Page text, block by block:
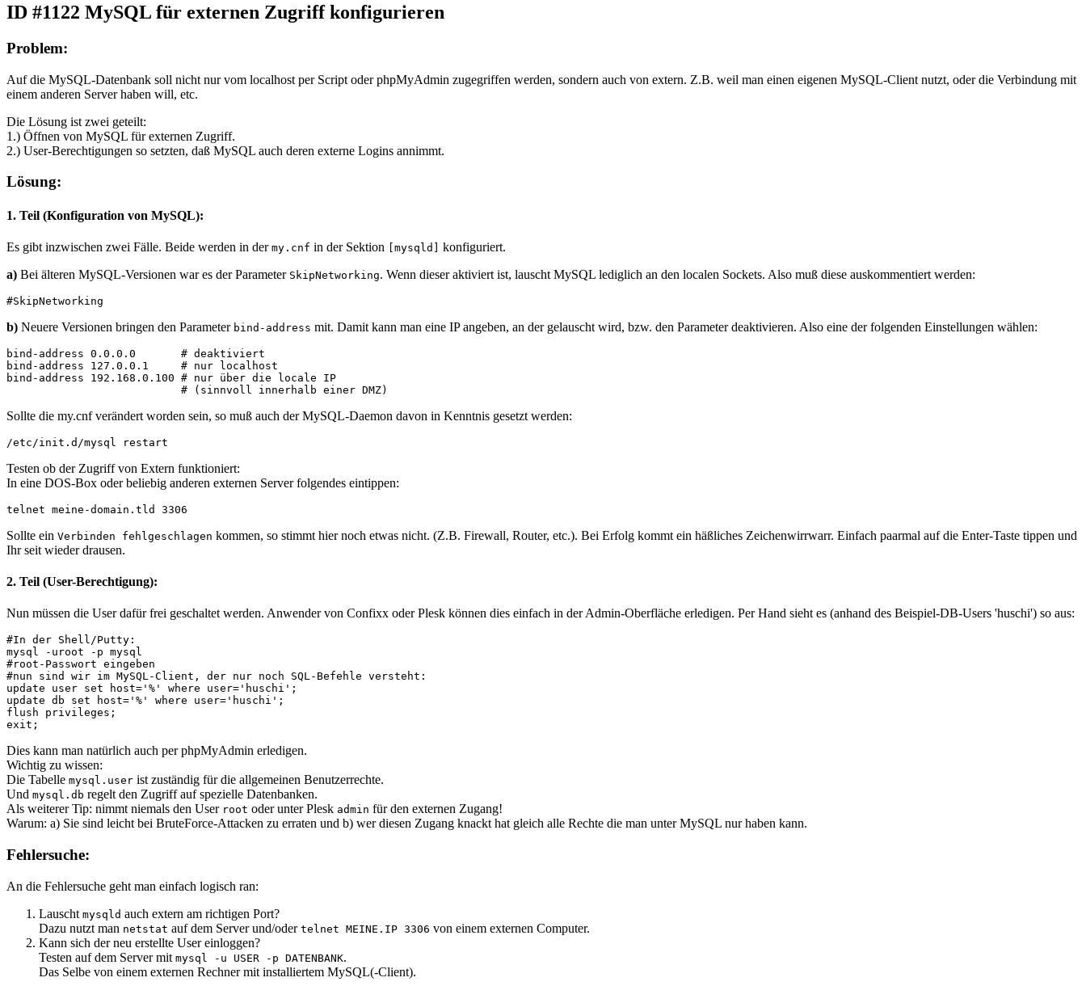
ID #1122 MySQL für externen Zugriff konfigurieren
Problem:
Auf die MySQL-Datenbank soll nicht nur vom localhost per Script oder phpMyAdmin zugegriffen werden, sondern auch von extern. Z.B. weil man einen eigenen MySQL-Client nutzt, oder die Verbindung mit
einem anderen Server haben will, etc.
Die Lösung ist zwei geteilt:
1.) Öffnen von MySQL für externen Zugriff.
2.) User-Berechtigungen so setzten, daß MySQL auch deren externe Logins annimmt.
Lösung:
1. Teil (Konfiguration von MySQL):
Es gibt inzwischen zwei Fälle. Beide werden in der my.cnf in der Sektion [mysqld]
konfiguriert.
a) Bei älteren MySQL-Versionen war es der Parameter SkipNetworking. Wenn dieser aktiviert ist, lauscht MySQL lediglich an den localen Sockets. Also muß diese auskommentiert werden:
#SkipNetworking
b) Neuere Versionen bringen den Parameter bind-address mit. Damit kann man eine IP angeben, an der gelauscht wird, bzw. den Parameter deaktivieren. Also eine der folgenden Einstellungen wählen:
bind-address 0.0.0.0       # deaktiviert
bind-address 127.0.0.1     # nur localhost
bind-address 192.168.0.100 # nur über die locale IP
                           # (sinnvoll innerhalb einer DMZ)
Sollte die my.cnf verändert worden sein, so muß auch der MySQL-Daemon davon in Kenntnis gesetzt werden:
/etc/init.d/mysql restart
Testen ob der Zugriff von Extern funktioniert:
In eine DOS-Box oder beliebig anderen externen Server folgendes eintippen:
telnet meine-domain.tld 3306
Sollte ein Verbinden fehlgeschlagen kommen, so stimmt hier noch etwas nicht. (Z.B. Firewall, Router, etc.). Bei Erfolg kommt ein häßliches Zeichenwirrwarr. Einfach paarmal auf die Enter-Taste tippen und
Ihr seit wieder drausen.
2. Teil (User-Berechtigung):
Nun müssen die User dafür frei geschaltet werden. Anwender von Confixx oder Plesk können dies einfach in der Admin-Oberfläche erledigen. Per Hand sieht es (anhand des Beispiel-DB-Users 'huschi') so aus:
#In der Shell/Putty:
mysql -uroot -p mysql
#root-Passwort eingeben
#nun sind wir im MySQL-Client, der nur noch SQL-Befehle versteht:
update user set host='%' where user='huschi';
update db set host='%' where user='huschi';
flush privileges;
exit;
Dies kann man natürlich auch per phpMyAdmin erledigen.
Wichtig zu wissen:
Die Tabelle mysql.user ist zuständig für die allgemeinen Benutzerrechte.
Und mysql.db regelt den Zugriff auf spezielle Datenbanken.
Als weiterer Tip: nimmt niemals den User root oder unter Plesk admin für den externen Zugang!
Warum: a) Sie sind leicht bei BruteForce-Attacken zu erraten und b) wer diesen Zugang knackt hat gleich alle Rechte die man unter MySQL nur haben kann.
Fehlersuche:
An die Fehlersuche geht man einfach logisch ran:
Lauscht mysqld auch extern am richtigen Port?
Dazu nutzt man netstat auf dem Server und/oder telnet MEINE.IP 3306 von einem externen Computer.
Kann sich der neu erstellte User einloggen?
Testen auf dem Server mit mysql -u USER -p DATENBANK.
Das Selbe von einem externen Rechner mit installiertem MySQL(-Client).